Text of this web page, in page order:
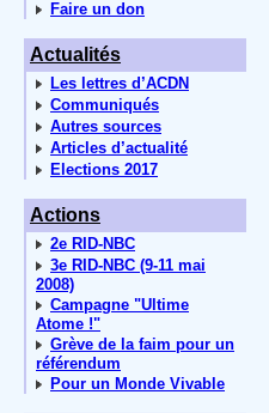
Faire un don
Actualités
Les lettres d’ACDN
Communiqués
Autres sources
Articles d’actualité
Elections 2017
Actions
2e RID-NBC
3e RID-NBC (9-11 mai
2008)
Campagne "Ultime
Atome !"
Grève de la faim pour un
référendum
Pour un Monde Vivable